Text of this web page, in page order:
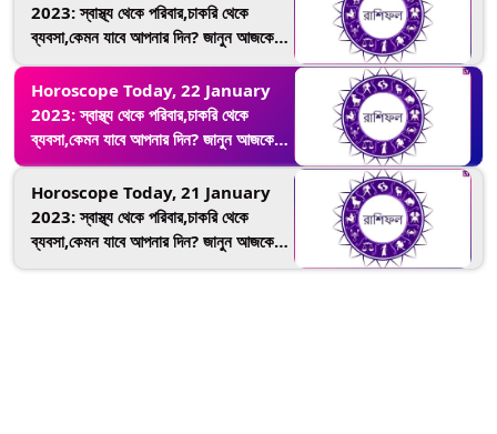
2023: স্বাস্থ্য থেকে পরিবার,চাকরি থেকে
ব্যবসা,কেমন যাবে আপনার দিন? জানুন আজকের
রাশিফল
Horoscope Today, 22 January
2023: স্বাস্থ্য থেকে পরিবার,চাকরি থেকে
ব্যবসা,কেমন যাবে আপনার দিন? জানুন আজকের
রাশিফল
Horoscope Today, 21 January
2023: স্বাস্থ্য থেকে পরিবার,চাকরি থেকে
ব্যবসা,কেমন যাবে আপনার দিন? জানুন আজকের